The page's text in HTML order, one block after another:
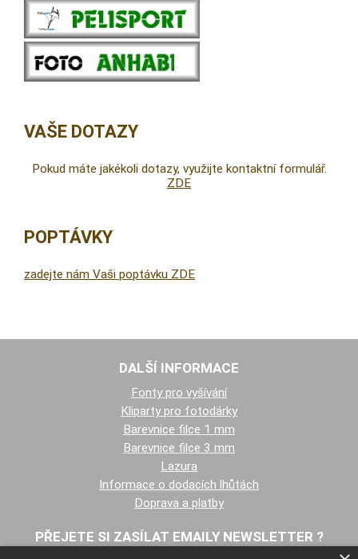
VAŠE DOTAZY
Pokud máte jakékoli dotazy, využijte kontaktní formulář.
ZDE
POPTÁVKY
zadejte nám Vaši poptávku ZDE
DALŠÍ INFORMACE
Fonty pro vyšívání
Kliparty pro fotodárky
Barevnice filce 1 mm
Barevnice filce 3 mm
Lazura
Informace o dodacích lhůtách
Doprava a platby
PŘEJETE SI ZASÍLAT EMAILY NEWSLETTER ?